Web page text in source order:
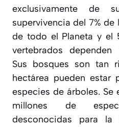
exclusivamente de
supervivencia del 7%
de todo el Planeta y el
vertebrados
Sus bosques son tan
hectárea pueden estar
especies de árboles. Se
millones de
desconocidas para